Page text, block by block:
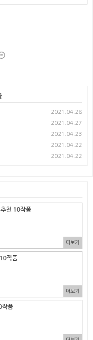
2021.04.28
2021.04.27
2021.04.23
2021.04.22
2021.04.22
천 10작품
더보기
작품
더보기
작품